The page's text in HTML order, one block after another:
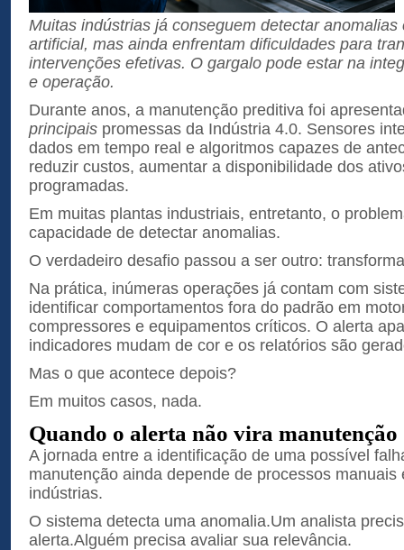
Muitas indústrias já conseguem detectar anomalias
artificial, mas ainda enfrentam dificuldades para
intervenções efetivas. O gargalo pode estar na
e operação.
Durante anos, a manutenção preditiva foi
principais promessas da Indústria 4.0. Sensores
dados em tempo real e algoritmos capazes de
reduzir custos, aumentar a disponibilidade dos
programadas.
Em muitas plantas industriais, entretanto, o
capacidade de detectar anomalias.
O verdadeiro desafio passou a ser outro:
Na prática, inúmeras operações já contam com
identificar comportamentos fora do padrão em
compressores e equipamentos críticos. O alerta
indicadores mudam de cor e os relatórios são
Mas o que acontece depois?
Em muitos casos, nada.
Quando o alerta não vira manutenção
A jornada entre a identificação de uma possível
manutenção ainda depende de processos manuais
indústrias.
O sistema detecta uma anomalia.Um analista
alerta.Alguém precisa avaliar sua relevância.